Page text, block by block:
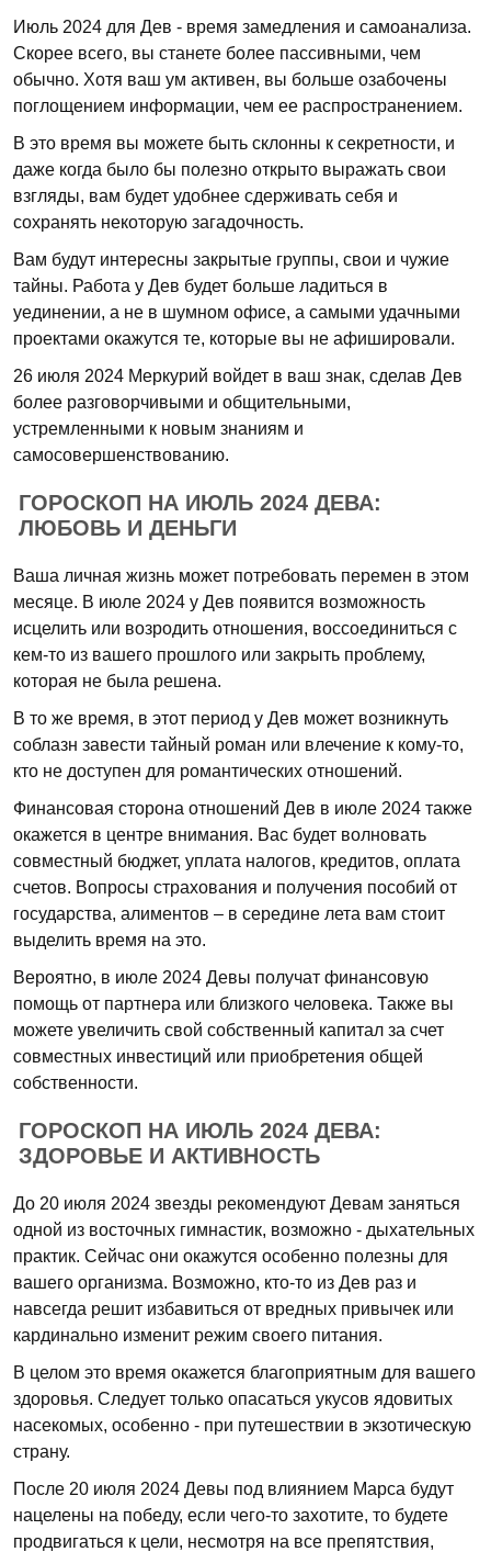
Июль 2024 для Дев - время замедления и самоанализа.
Скорее всего, вы станете более пассивными, чем
обычно. Хотя ваш ум активен, вы больше озабочены
поглощением информации, чем ее распространением.
В это время вы можете быть склонны к секретности, и
даже когда было бы полезно открыто выражать свои
взгляды, вам будет удобнее сдерживать себя и
сохранять некоторую загадочность.
Вам будут интересны закрытые группы, свои и чужие
тайны. Работа у Дев будет больше ладиться в
уединении, а не в шумном офисе, а самыми удачными
проектами окажутся те, которые вы не афишировали.
26 июля 2024 Меркурий войдет в ваш знак, сделав Дев
более разговорчивыми и общительными,
устремленными к новым знаниям и
самосовершенствованию.
ГОРОСКОП НА ИЮЛЬ 2024 ДЕВА:
ЛЮБОВЬ И ДЕНЬГИ
Ваша личная жизнь может потребовать перемен в этом
месяце. В июле 2024 у Дев появится возможность
исцелить или возродить отношения, воссоединиться с
кем-то из вашего прошлого или закрыть проблему,
которая не была решена.
В то же время, в этот период у Дев может возникнуть
соблазн завести тайный роман или влечение к кому-то,
кто не доступен для романтических отношений.
Финансовая сторона отношений Дев в июле 2024 также
окажется в центре внимания. Вас будет волновать
совместный бюджет, уплата налогов, кредитов, оплата
счетов. Вопросы страхования и получения пособий от
государства, алиментов – в середине лета вам стоит
выделить время на это.
Вероятно, в июле 2024 Девы получат финансовую
помощь от партнера или близкого человека. Также вы
можете увеличить свой собственный капитал за счет
совместных инвестиций или приобретения общей
собственности.
ГОРОСКОП НА ИЮЛЬ 2024 ДЕВА:
ЗДОРОВЬЕ И АКТИВНОСТЬ
До 20 июля 2024 звезды рекомендуют Девам заняться
одной из восточных гимнастик, возможно - дыхательных
практик. Сейчас они окажутся особенно полезны для
вашего организма. Возможно, кто-то из Дев раз и
навсегда решит избавиться от вредных привычек или
кардинально изменит режим своего питания.
В целом это время окажется благоприятным для вашего
здоровья. Следует только опасаться укусов ядовитых
насекомых, особенно - при путешествии в экзотическую
страну.
После 20 июля 2024 Девы под влиянием Марса будут
нацелены на победу, если чего-то захотите, то будете
продвигаться к цели, несмотря на все препятствия,